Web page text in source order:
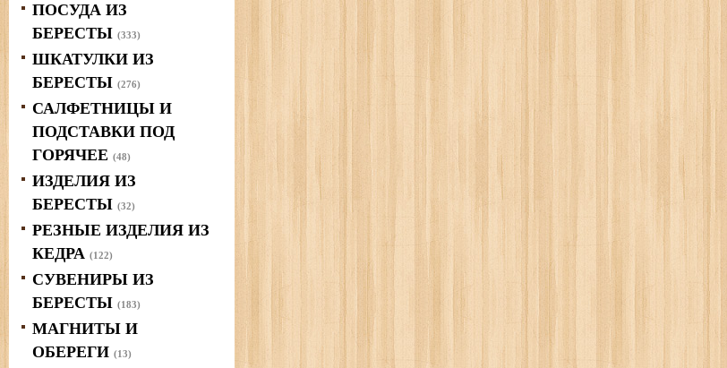
ПОСУДА ИЗ
БЕРЕСТЫ (333)
ШКАТУЛКИ ИЗ
БЕРЕСТЫ (276)
САЛФЕТНИЦЫ И
ПОДСТАВКИ ПОД
ГОРЯЧЕЕ (48)
ИЗДЕЛИЯ ИЗ
БЕРЕСТЫ (32)
РЕЗНЫЕ ИЗДЕЛИЯ ИЗ
КЕДРА (122)
СУВЕНИРЫ ИЗ
БЕРЕСТЫ (183)
МАГНИТЫ И
ОБЕРЕГИ (13)